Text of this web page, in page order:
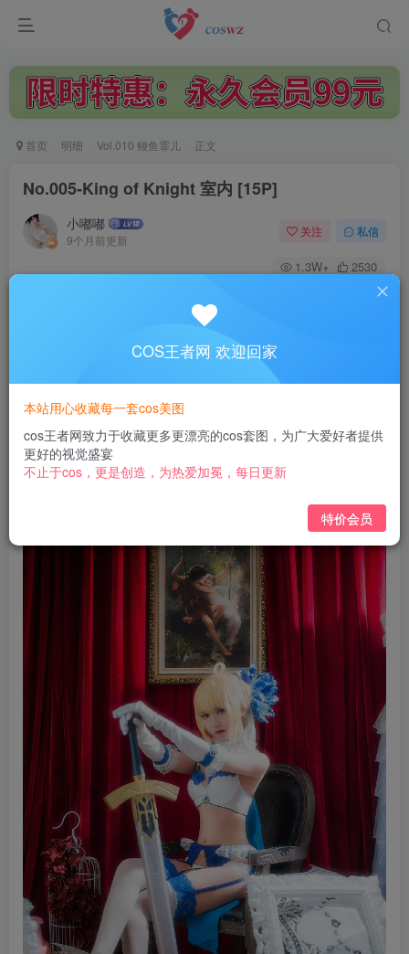
首页 明细 Vol.010 鳗鱼霏儿 正文
No.005-King of Knight 室内 [15P]
小嘟嘟
9个月前更新
关注 私信
1.3W+ 2530
No.005-King of Knight 室内 [15P]
此内容为付费阅读，请付费后查看
3
黄金会员免费 钻石会员 免费
立即购买
COS王者网 欢迎回家
本站用心收藏每一套cos美图
cos王者网致力于收藏更多更漂亮的cos套图，为广大爱好者提供
更好的视觉盛宴
不止于cos，更是创造，为热爱加冕，每日更新
特价会员